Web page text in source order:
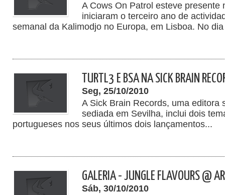
A Cows On Patrol esteve presente
iniciaram o terceiro ano de
semanal da Kalimodjo no Europa, em Lisboa. No
TURTL3 E BSA NA SICK BRAIN
Seg, 25/10/2010
A Sick Brain Records, uma editora
sediada em Sevilha, inclui dois
portugueses nos seus últimos dois lançamentos...
GALERIA - JUNGLE FLAVOURS @
Sáb, 30/10/2010